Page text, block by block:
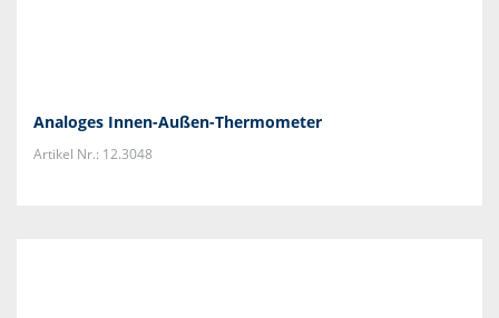
Analoges Innen-Außen-Thermometer
Artikel Nr.: 12.3048